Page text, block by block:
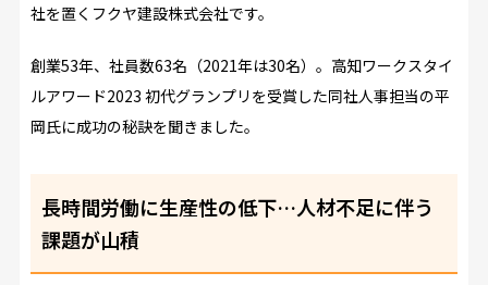
社を置くフクヤ建設株式会社です。
創業53年、社員数63名（2021年は30名）。高知ワークスタイ
ルアワード2023 初代グランプリを受賞した同社人事担当の平
岡氏に成功の秘訣を聞きました。
長時間労働に生産性の低下…人材不足に伴う
課題が山積